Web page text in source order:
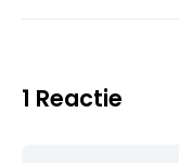
1 Reactie